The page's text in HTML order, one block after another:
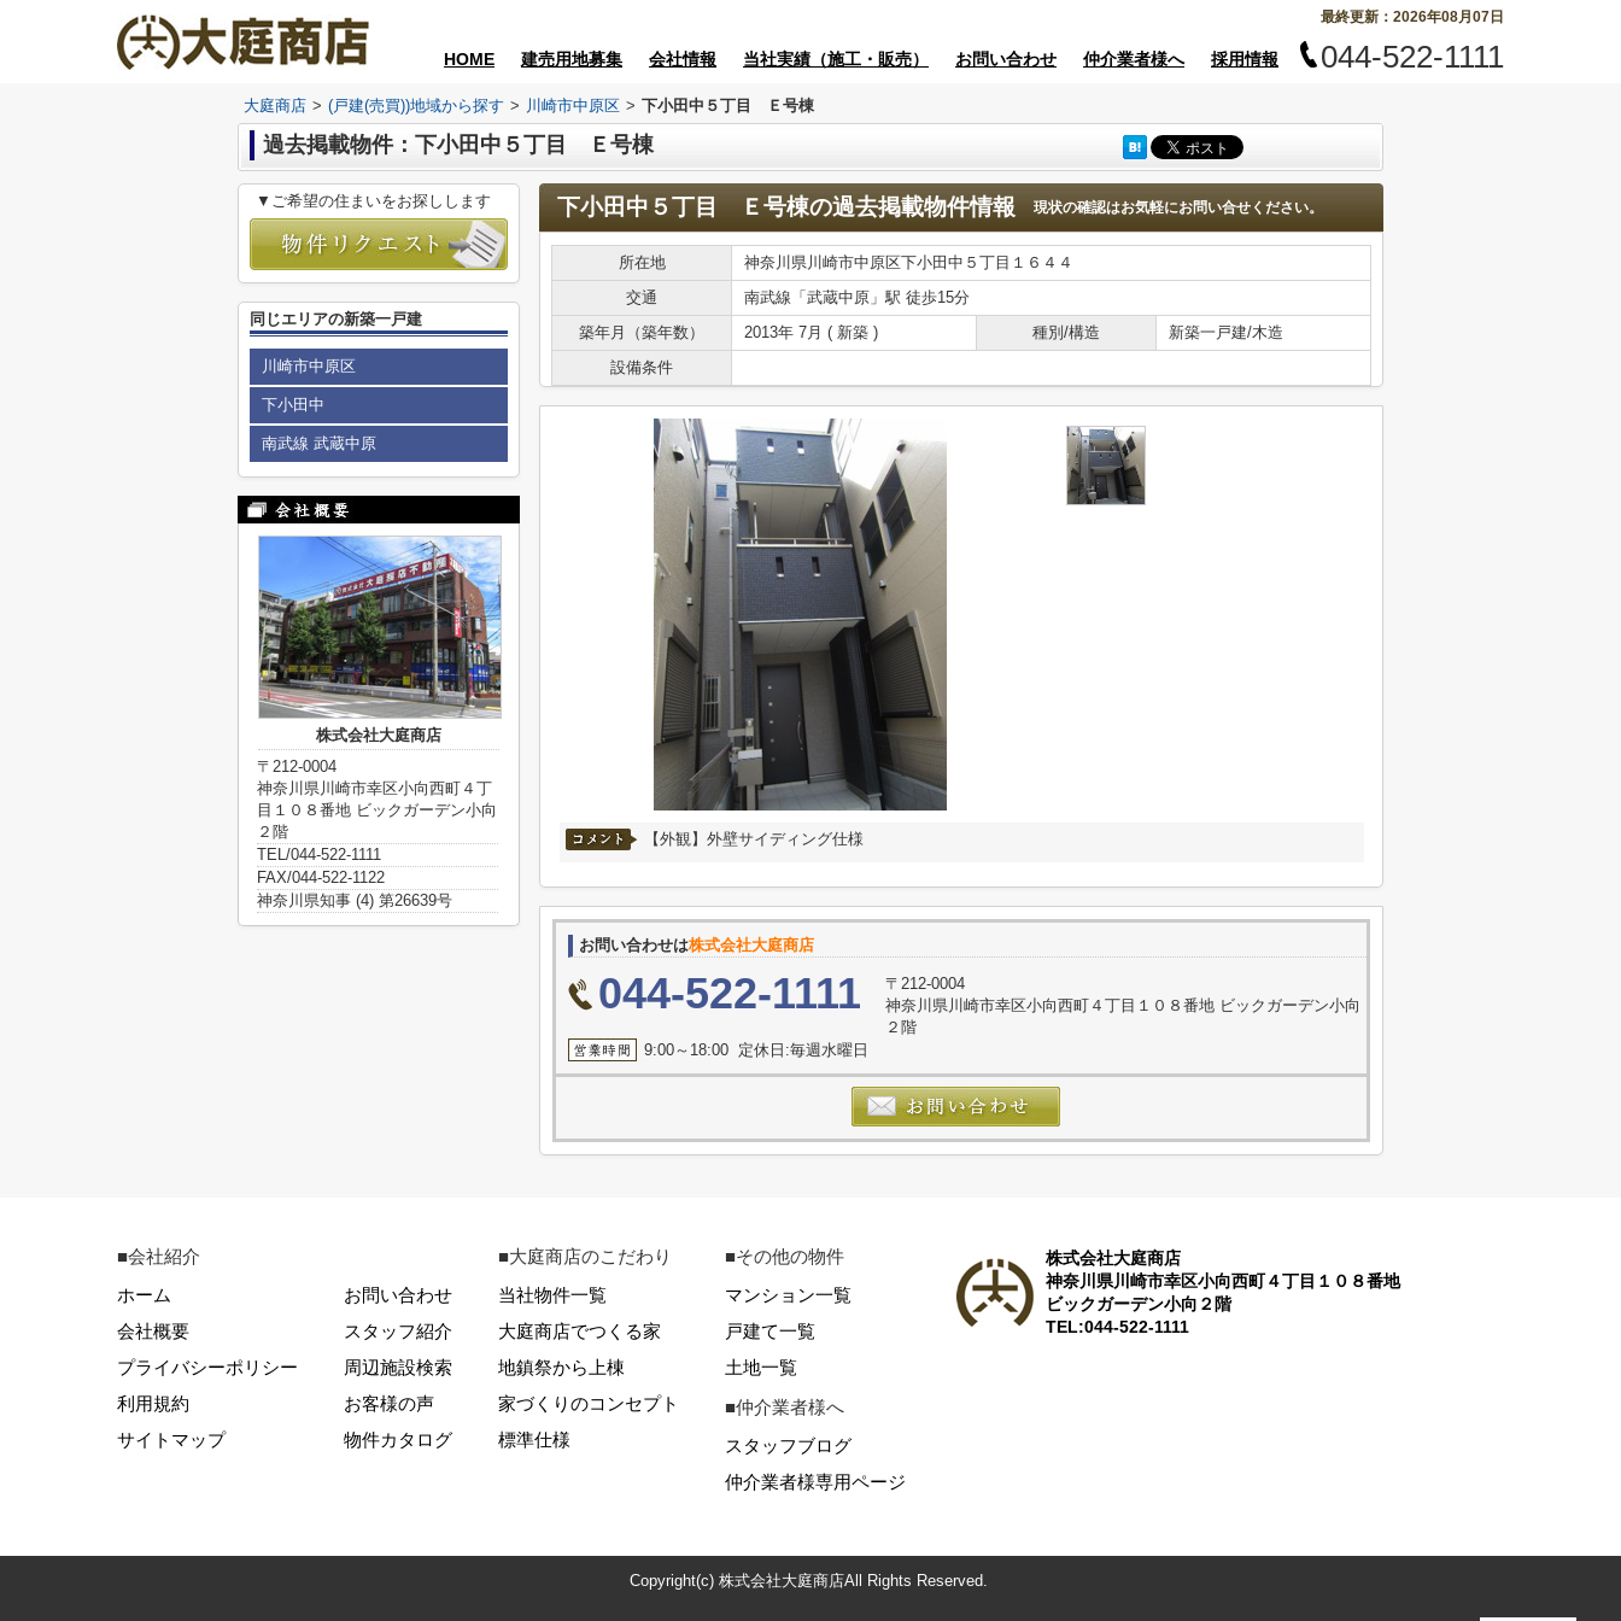
最終更新：2026年08月07日
HOME 建売用地募集 会社情報 当社実績（施工・販売） お問い合わせ 仲介業者様へ 採用情報 044-522-1111
大庭商店 > (戸建(売買))地域から探す > 川崎市中原区 > 下小田中５丁目 Ｅ号棟
過去掲載物件：下小田中５丁目 Ｅ号棟
下小田中５丁目 Ｅ号棟の過去掲載物件情報 現状の確認はお気軽にお問い合せください。
所在地
神奈川県川崎市中原区下小田中５丁目１６４４
交通
南武線「武蔵中原」駅 徒歩15分
築年月（築年数）
2013年 7月 ( 新築 ) 種別/構造
新築一戸建/木造
設備条件
【外観】外壁サイディング仕様
お問い合わせは株式会社大庭商店
044-522-1111
〒212-0004
神奈川県川崎市幸区小向西町４丁目１０８番地 ビックガーデン小向
２階
9:00～18:00 定休日:毎週水曜日
▼ご希望の住まいをお探しします
同じエリアの新築一戸建
川崎市中原区
下小田中
南武線 武蔵中原
株式会社大庭商店
〒212-0004
神奈川県川崎市幸区小向西町４丁
目１０８番地 ビックガーデン小向
２階
TEL/044-522-1111
FAX/044-522-1122
神奈川県知事 (4) 第26639号
■会社紹介
ホーム
会社概要
プライバシーポリシー
利用規約
サイトマップ
お問い合わせ
スタッフ紹介
周辺施設検索
お客様の声
物件カタログ
■大庭商店のこだわり
当社物件一覧
大庭商店でつくる家
地鎮祭から上棟
家づくりのコンセプト
標準仕様
■その他の物件
マンション一覧
戸建て一覧
土地一覧
■仲介業者様へ
スタッフブログ
仲介業者様専用ページ
株式会社大庭商店
神奈川県川崎市幸区小向西町４丁目１０８番地
ビックガーデン小向２階
TEL:044-522-1111
Copyright(c) 株式会社大庭商店All Rights Reserved.